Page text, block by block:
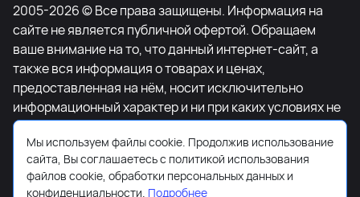
2005-2026 © Все права защищены. Информация на
сайте не является публичной офертой. Обращаем
ваше внимание на то, что данный интернет-сайт, а
также вся информация о товарах и ценах,
предоставленная на нём, носит исключительно
информационный характер и ни при каких условиях не
является публичной офертой, определяемой
положениями Статьи 437 Гражданского кодекса
Российской Федерации. Для получения подробной
информации о наличии и стоимости указанных
Мы используем файлы cookie. Продолжив использование
сайта, Вы соглашаетесь с политикой использования
файлов cookie, обработки персональных данных и
конфиденциальности. Подробнее